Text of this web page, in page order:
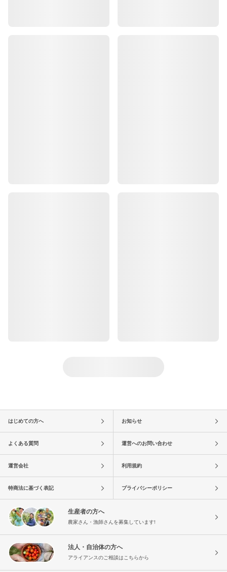
はじめての方へ お知らせ
よくある質問 運営へのお問い合わせ
運営会社 利用規約
特商法に基づく表記 プライバシーポリシー
生産者の方へ
農家さん・漁師さんを募集しています!
法人・自治体の方へ
アライアンスのご相談はこちらから